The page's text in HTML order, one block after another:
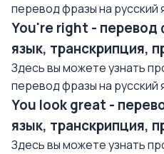
перевод фразы на русский
You're right - перевод
язык, транскрипция,
Здесь вы можете узнать
перевод фразы на русский
You look great -
язык, транскрипция,
Здесь вы можете узнать